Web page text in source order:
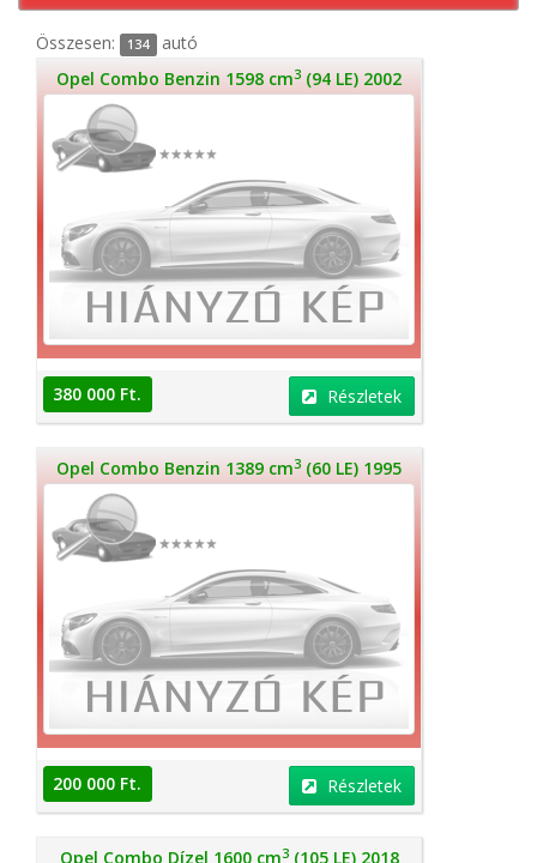
Összesen: 134 autó
Opel Combo Benzin 1598 cm3 (94 LE) 2002
380 000 Ft. Részletek
Opel Combo Benzin 1389 cm3 (60 LE) 1995
200 000 Ft. Részletek
Opel Combo Dízel 1600 cm3(105 LE) 2018